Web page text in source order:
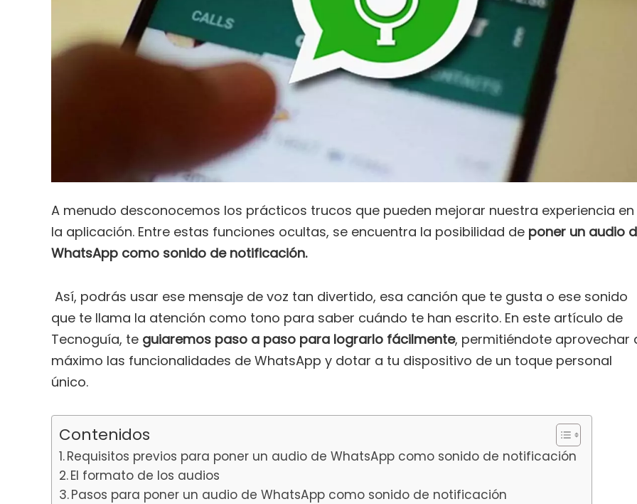
A menudo desconocemos los prácticos trucos que pueden mejorar nuestra experiencia en
la aplicación. Entre estas funciones ocultas, se encuentra la posibilidad de poner un audio
WhatsApp como sonido de notificación.
Así, podrás usar ese mensaje de voz tan divertido, esa canción que te gusta o ese sonido
que te llama la atención como tono para saber cuándo te han escrito. En este artículo de
Tecnoguía, te guiaremos paso a paso para lograrlo fácilmente, permitiéndote aprovechar
máximo las funcionalidades de WhatsApp y dotar a tu dispositivo de un toque personal
único.
Contenidos
Requisitos previos para poner un audio de WhatsApp como sonido de notificación
El formato de los audios
Pasos para poner un audio de WhatsApp como sonido de notificación